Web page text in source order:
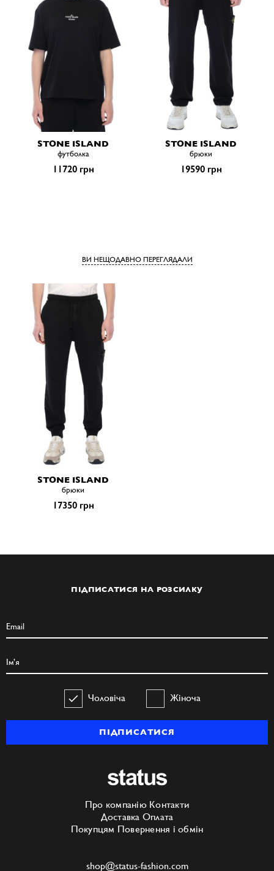
STONE ISLAND
футболка
11720 грн
STONE ISLAND
брюки
19590 грн
ВИ НЕЩОДАВНО ПЕРЕГЛЯДАЛИ
STONE ISLAND
брюки
17350 грн
ПІДПИСАТИСЯ НА РОЗСИЛКУ
Чоловіча Жіноча
ПІДПИСАТИСЯ
Про компанію Контакти
Доставка Оплата
Покупцям Повернення і обмін
shop@status-fashion.com